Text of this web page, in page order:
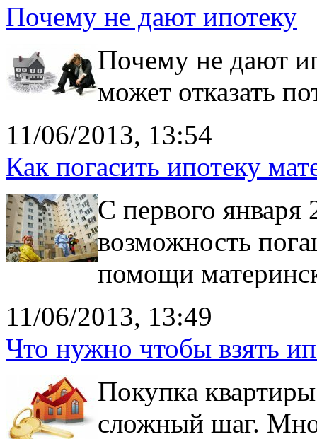
Почему не дают ипотеку
Почему не дают
может отказать
11/06/2013, 13:54
Как погасить ипотеку
С первого января
возможность
помощи
11/06/2013, 13:49
Что нужно чтобы взять
Покупка
сложный шаг.